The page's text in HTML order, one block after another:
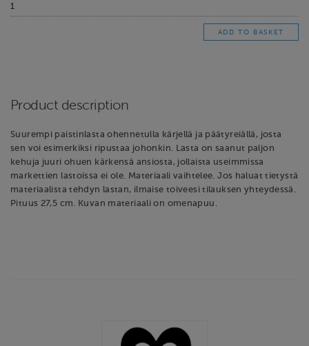
Product description
Suurempi paistinlasta ohennetulla kärjellä ja päätyreiällä, josta
sen voi esimerkiksi ripustaa johonkin. Lasta on saanut paljon
kehuja juuri ohuen kärkensä ansiosta, jollaista useimmissa
markettien lastoissa ei ole. Materiaali vaihtelee. Jos haluat tietystä
materiaalista tehdyn lastan, ilmaise toiveesi tilauksen yhteydessä.
Pituus 27,5 cm. Kuvan materiaali on omenapuu.